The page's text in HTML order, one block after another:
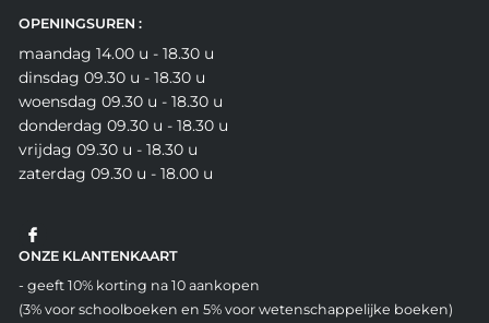
OPENINGSUREN :
maandag 14.00 u - 18.30 u
dinsdag 09.30 u - 18.30 u
woensdag 09.30 u - 18.30 u
donderdag 09.30 u - 18.30 u
vrijdag 09.30 u - 18.30 u
zaterdag 09.30 u - 18.00 u
ONZE KLANTENKAART
- geeft 10% korting na 10 aankopen
(3% voor schoolboeken en 5% voor wetenschappelijke boeken)